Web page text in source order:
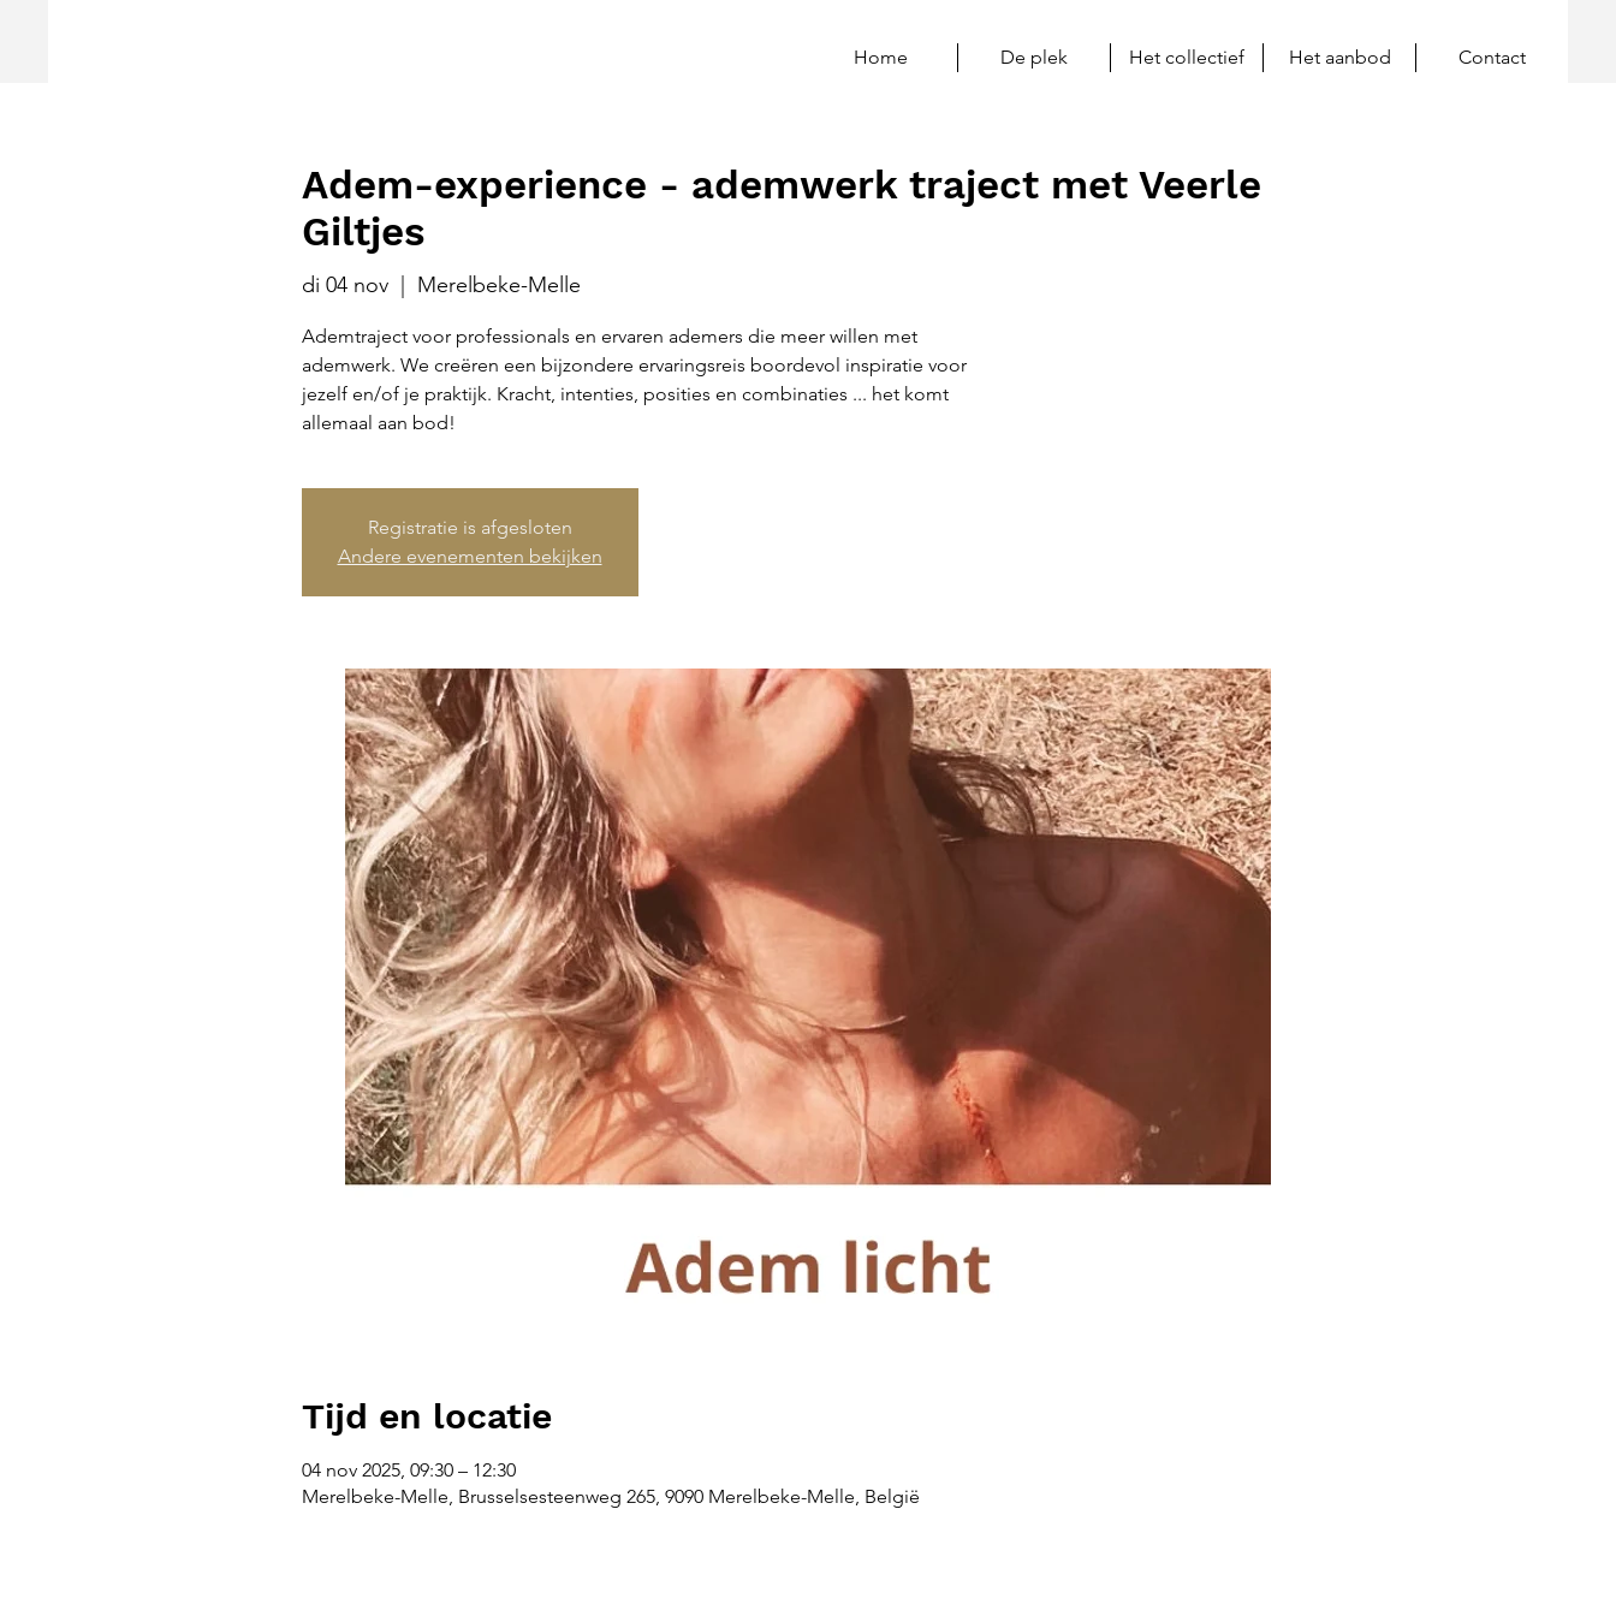
Home De plek Het collectief Het aanbod Contact
Adem-experience - ademwerk traject met Veerle
Giltjes
di 04 nov
  |
Merelbeke-Melle
Ademtraject voor professionals en ervaren ademers die meer willen met
ademwerk. We creëren een bijzondere ervaringsreis boordevol inspiratie voor
jezelf en/of je praktijk. Kracht, intenties, posities en combinaties ... het komt
allemaal aan bod!
Registratie is afgesloten
Andere evenementen bekijken
Tijd en locatie
04 nov 2025, 09:30 – 12:30
Merelbeke-Melle, Brusselsesteenweg 265, 9090 Merelbeke-Melle, België